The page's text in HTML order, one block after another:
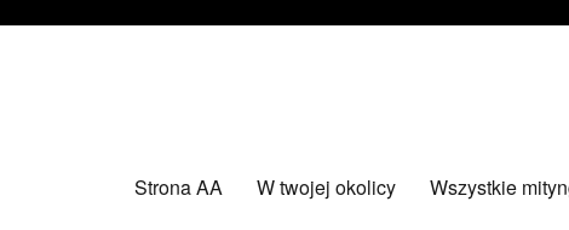
Strona AA W twojej okolicy Wszystkie